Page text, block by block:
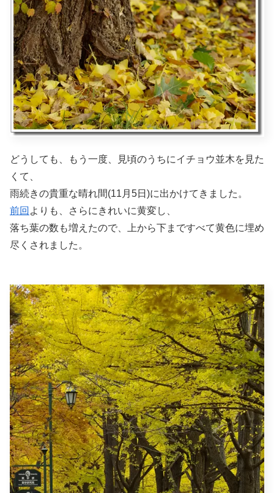
どうしても、もう一度、見頃のうちにイチョウ並木を見た
くて、
雨続きの貴重な晴れ間(11月5日)に出かけてきました。
前回 よりも、さらにきれいに黄変し、
落ち葉の数も増えたので、上から下まですべて黄色に埋め
尽くされました。